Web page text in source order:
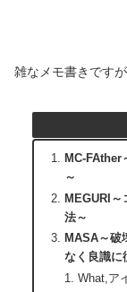
雑なメモ書きです
MC-FAther
～
MEGURI～
法～
MASA～破
なく良識に
What,ア